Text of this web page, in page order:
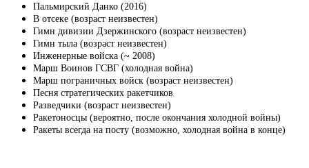
Пальмирский Данко (2016)
В отсеке (возраст неизвестен)
Гимн дивизии Дзержинского (возраст неизвестен)
Гимн тыла (возраст неизвестен)
Инженерные войска (~ 2008)
Марш Воинов ГСВГ (холодная война)
Марш пограничных войск (возраст неизвестен)
Песня стратегических ракетчиков
Разведчики (возраст неизвестен)
Ракетоносцы (вероятно, после окончания холодной войны)
Ракеты всегда на посту (возможно, холодная война в конце)